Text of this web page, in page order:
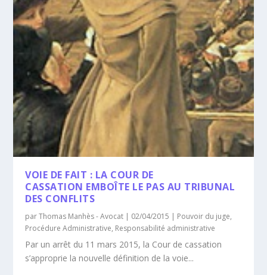
VOIE DE FAIT : LA COUR DE
CASSATION EMBOÎTE LE PAS AU TRIBUNAL
DES CONFLITS
parThomas Manhès - Avocat | 02/04/2015 | Pouvoir du juge,
Procédure Administrative, Responsabilité administrative
Par un arrêt du 11 mars 2015, la Cour de cassation
s’approprie la nouvelle définition de la voie...